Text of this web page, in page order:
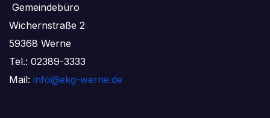
Gemeindebüro
Wichernstraße 2
59368 Werne
Tel.: 02389-3333
Mail: info@ekg-werne.de